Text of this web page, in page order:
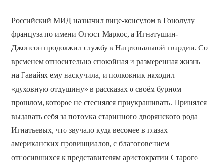
Российский МИД назначил вице-консулом в Гонолулу
француза по имени Огюст Маркос, а Игнатушин-
Джонсон продолжил службу в Национальной гвардии. Со
временем относительно спокойная и размеренная жизнь
на Гавайях ему наскучила, и полковник находил
«духовную отдушину» в рассказах о своём бурном
прошлом, которое не стеснялся приукрашивать. Принялся
выдавать себя за потомка старинного дворянского рода
Игнатьевых, что звучало куда весомее в глазах
американских провинциалов, с благоговением
относившихся к представителям аристократии Старого